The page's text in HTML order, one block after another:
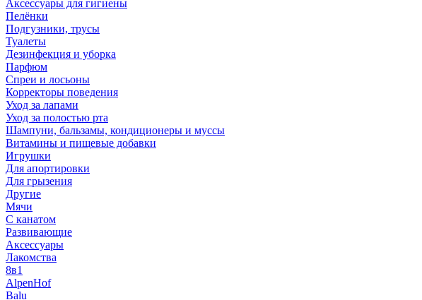
Аксессуары для гигиены
Пелёнки
Подгузники, трусы
Туалеты
Дезинфекция и уборка
Парфюм
Спреи и лосьоны
Корректоры поведения
Уход за лапами
Уход за полостью рта
Шампуни, бальзамы, кондиционеры и муссы
Витамины и пищевые добавки
Игрушки
Для апортировки
Для грызения
Другие
Мячи
С канатом
Развивающие
Аксессуары
Лакомства
8в1
AlpenHof
Balu